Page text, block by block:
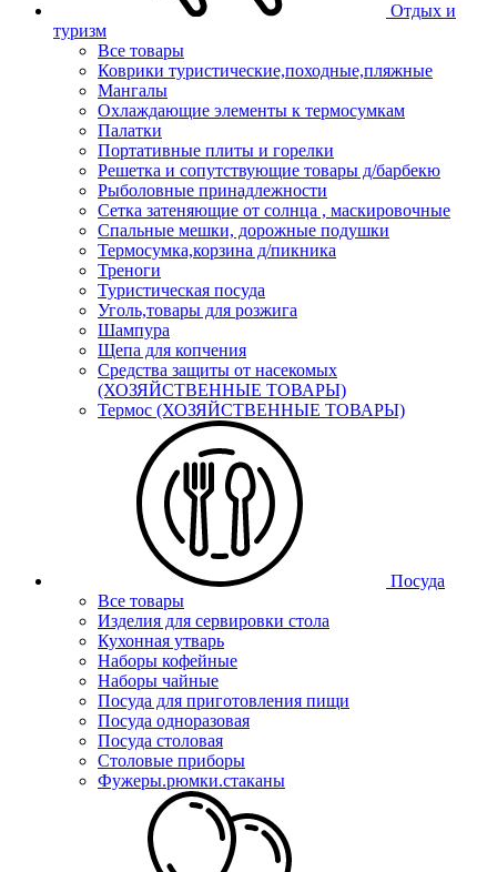
Отдых и
туризм
Все товары
Коврики туристические,походные,пляжные
Мангалы
Охлаждающие элементы к термосумкам
Палатки
Портативные плиты и горелки
Решетка и сопутствующие товары д/барбекю
Рыболовные принадлежности
Сетка затеняющие от солнца , маскировочные
Спальные мешки, дорожные подушки
Термосумка,корзина д/пикника
Треноги
Туристическая посуда
Уголь,товары для розжига
Шампура
Щепа для копчения
Средства защиты от насекомых
(ХОЗЯЙСТВЕННЫЕ ТОВАРЫ)
Термос (ХОЗЯЙСТВЕННЫЕ ТОВАРЫ)
Посуда
Все товары
Изделия для сервировки стола
Кухонная утварь
Наборы кофейные
Наборы чайные
Посуда для приготовления пищи
Посуда одноразовая
Посуда столовая
Столовые приборы
Фужеры.рюмки.стаканы